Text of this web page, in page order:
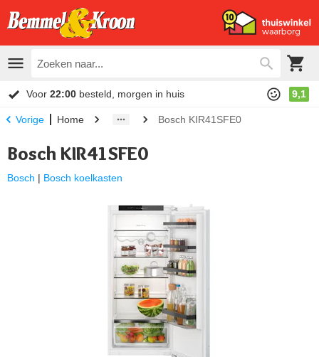
Voor 22:00 besteld, morgen in huis 9,1
Vorige Home Bosch KIR41SFE0
Bosch KIR41SFE0
Bosch | Bosch koelkasten